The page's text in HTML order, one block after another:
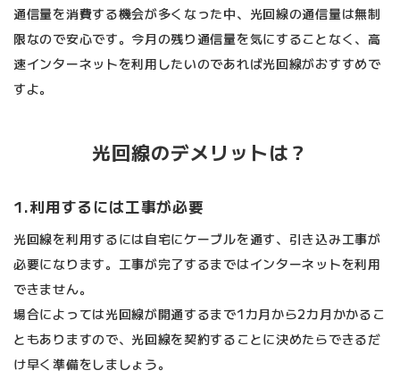
通信量を消費する機会が多くなった中、光回線の通信量は無制
限なので安心です。今月の残り通信量を気にすることなく、高
速インターネットを利用したいのであれば光回線がおすすめで
すよ。
光回線のデメリットは？
1.利用するには工事が必要
光回線を利用するには自宅にケーブルを通す、引き込み工事が
必要になります。工事が完了するまではインターネットを利用
できません。
場合によっては光回線が開通するまで1カ月から2カ月かかるこ
ともありますので、光回線を契約することに決めたらできるだ
け早く準備をしましょう。